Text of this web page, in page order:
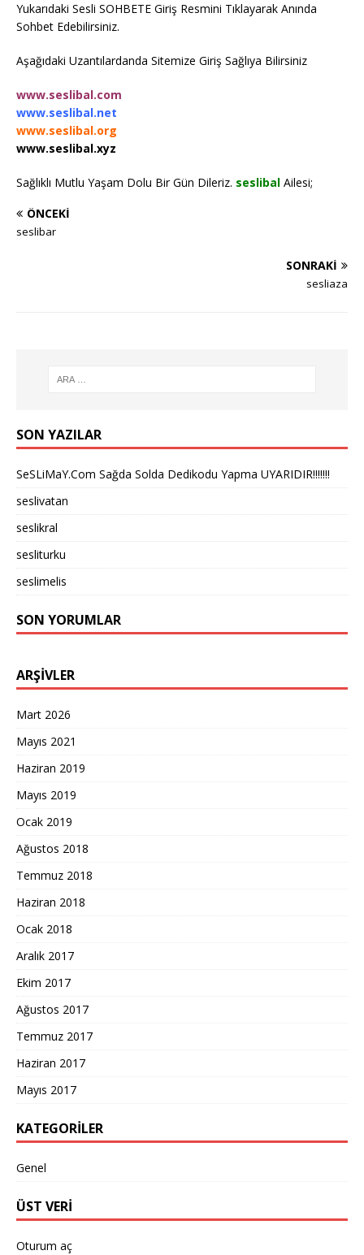
Yukarıdaki Sesli SOHBETE Giriş Resmini Tıklayarak Anında
Sohbet Edebilirsiniz.
Aşağıdaki Uzantılardanda Sitemize Giriş Sağlıya Bilirsiniz
www.seslibal.com
www.seslibal.net
www.seslibal.org
www.seslibal.xyz
Sağlıklı Mutlu Yaşam Dolu Bir Gün Dileriz. seslibal Ailesi;
ÖNCEKI
seslibar
SONRAKI
sesliaza
SON YAZILAR
SeSLiMaY.Com Sağda Solda Dedikodu Yapma UYARIDIR!!!!!!!
seslivatan
seslikral
sesliturku
seslimelis
SON YORUMLAR
ARŞIVLER
Mart 2026
Mayıs 2021
Haziran 2019
Mayıs 2019
Ocak 2019
Ağustos 2018
Temmuz 2018
Haziran 2018
Ocak 2018
Aralık 2017
Ekim 2017
Ağustos 2017
Temmuz 2017
Haziran 2017
Mayıs 2017
KATEGORILER
Genel
ÜST VERI
Oturum aç